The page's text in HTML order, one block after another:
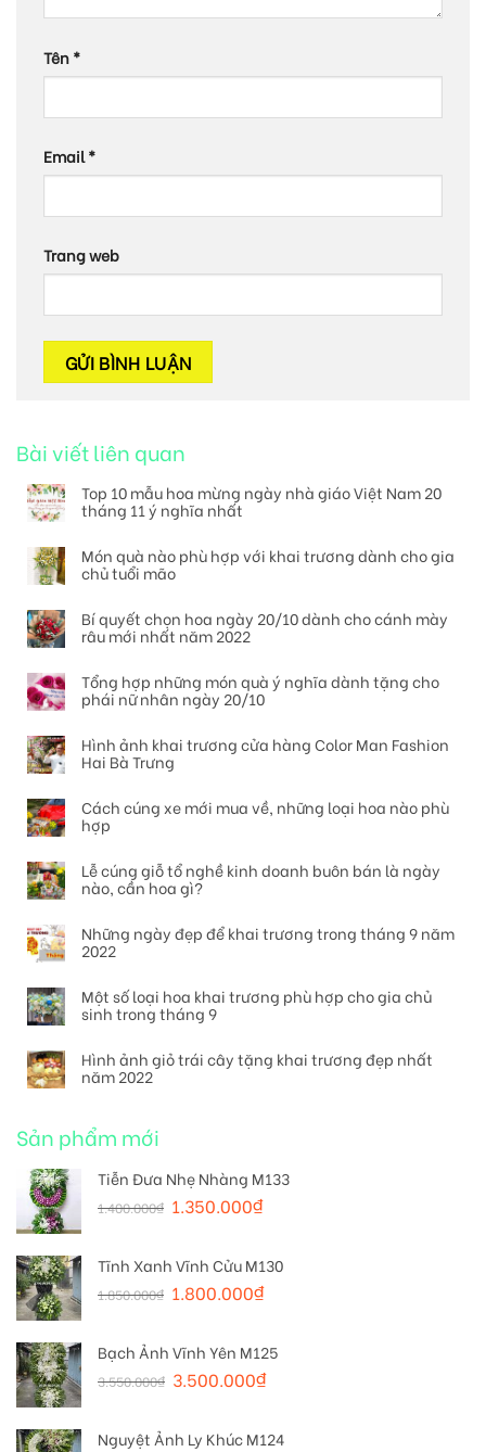
Tên*
Email*
Trang web
Bài viết liên quan
Top 10 mẫu hoa mừng ngày nhà giáo Việt Nam 20
tháng 11 ý nghĩa nhất
Món quà nào phù hợp với khai trương dành cho gia
chủ tuổi mão
Bí quyết chọn hoa ngày 20/10 dành cho cánh mày
râu mới nhất năm 2022
Tổng hợp những món quà ý nghĩa dành tặng cho
phái nữ nhân ngày 20/10
Hình ảnh khai trương cửa hàng Color Man Fashion
Hai Bà Trưng
Cách cúng xe mới mua về, những loại hoa nào phù
hợp
Lễ cúng giỗ tổ nghề kinh doanh buôn bán là ngày
nào, cần hoa gì?
Những ngày đẹp để khai trương trong tháng 9 năm
2022
Một số loại hoa khai trương phù hợp cho gia chủ
sinh trong tháng 9
Hình ảnh giỏ trái cây tặng khai trương đẹp nhất
năm 2022
Sản phẩm mới
Tiễn Đưa Nhẹ Nhàng M133
1.400.000₫ 1.350.000₫
Tĩnh Xanh Vĩnh Cửu M130
1.850.000₫ 1.800.000₫
Bạch Ảnh Vĩnh Yên M125
3.550.000₫ 3.500.000₫
Nguyệt Ảnh Ly Khúc M124